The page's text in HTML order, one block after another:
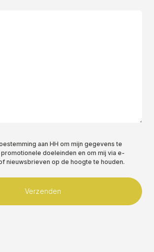
Toestemming
*
aan HH om mijn gegevens te
doeleinden en om mij via e-
nieuwsbrieven op de hoogte te houden.